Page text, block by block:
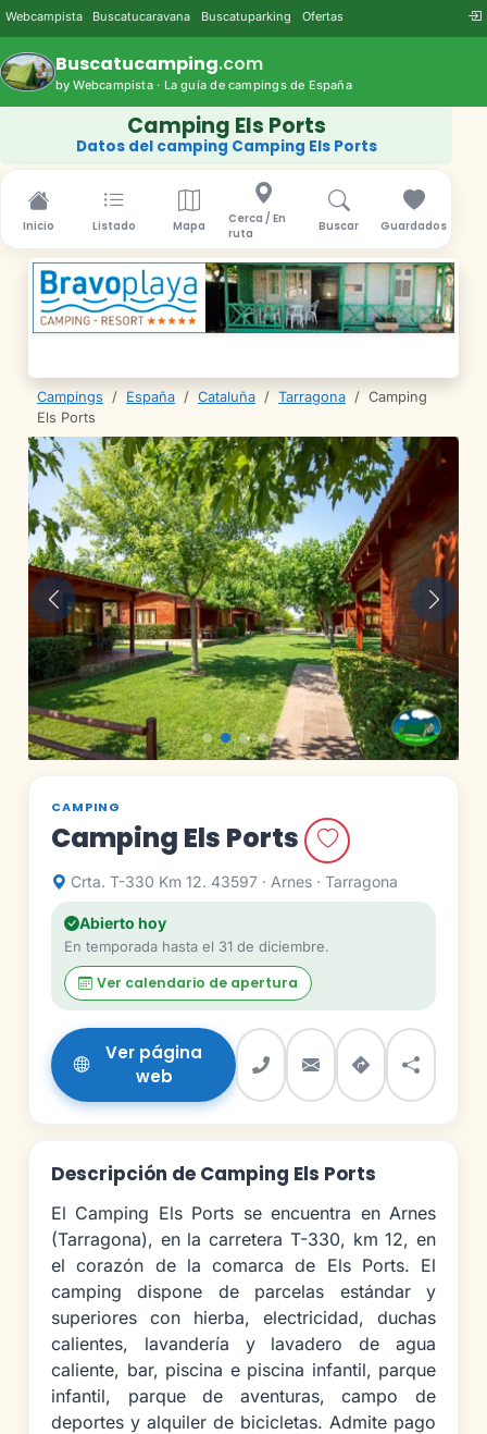
Webcampista Buscatucaravana Buscatuparking Ofertas
Buscatucamping.com
by Webcampista · La guía de campings de España
Camping Els Ports
Datos del camping Camping Els Ports
Inicio Listado Mapa
Cerca / En
ruta
Buscar Guardados
Campings / España / Cataluña / Tarragona / Camping
Els Ports
Anterior
CAMPING
Camping Els Ports
Crta. T-330 Km 12. 43597 · Arnes · Tarragona
Abierto hoy
En temporada hasta el 31 de diciembre.
Ver calendario de apertura
Ver página
web
Descripción de Camping Els Ports
El Camping Els Ports se encuentra en Arnes
(Tarragona), en la carretera T-330, km 12, en
el corazón de la comarca de Els Ports. El
camping dispone de parcelas estándar y
superiores con hierba, electricidad, duchas
calientes, lavandería y lavadero de agua
caliente, bar, piscina e piscina infantil, parque
infantil, parque de aventuras, campo de
deportes y alquiler de bicicletas. Admite pago